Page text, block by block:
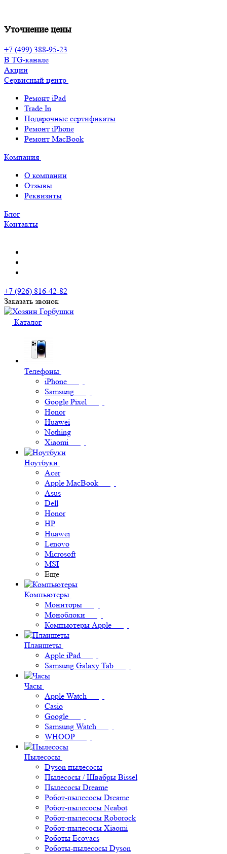
Уточнение цены
+7 (499) 388-95-23
В TG-канале
Акции
Сервисный центр
Ремонт iPad
Trade In
Подарочные сертификаты
Ремонт iPhone
Ремонт MacBook
Компания
О компании
Отзывы
Реквизиты
Блог
Контакты
+7 (926) 816-42-82
Заказать звонок
Каталог
Телефоны
iPhone
Samsung
Google Pixel
Honor
Huawei
Nothing
Xiaomi
Ноутбуки
Acer
Apple MacBook
Asus
Dell
Honor
HP
Huawei
Lenovo
Microsoft
MSI
Еще
Компьютеры
Мониторы
Моноблоки
Компьютеры Apple
Планшеты
Apple iPad
Samsung Galaxy Tab
Часы
Apple Watch
Casio
Google
Samsung Watch
WHOOP
Пылесосы
Dyson пылесосы
Пылесосы / Швабры Bissel
Пылесосы Dreame
Робот-пылесосы Dreame
Робот-пылесосы Neabot
Робот-пылесосы Roborock
Робот-пылесосы Xiaomi
Роботы Ecovacs
Роботы-пылесосы Dyson